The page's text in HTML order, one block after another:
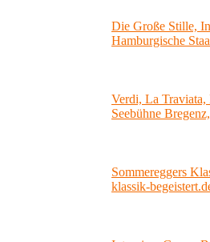
Die Große Stille,
Hamburgische
Verdi, La Traviata,
Seebühne
Sommereggers
klassik-